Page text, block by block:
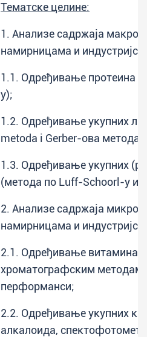
Тематске целине:
1. Анализе садржаја
намирницама и
1.1. Одређивање протеина
у);
1.2. Одређивање укупних
metoda i Gerber-ова метода
1.3. Одређивање укупних
(метода по Luff-Schoorl-у и
2. Анализе садржаја
намирницама и
2.1. Одређивање витамина
хроматографским
перформанси;
2.2. Одређивање укупних
алкалоида,